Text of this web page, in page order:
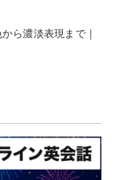
ら濃淡表現まで｜